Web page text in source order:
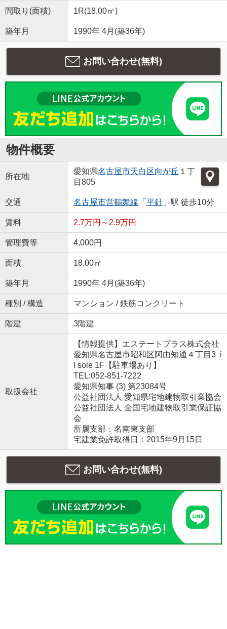
間取り(面積) 1R(18.00㎡)
築年月 1990年 4月(築36年)
お問い合わせ(無料)
物件概要
所在地
愛知県名古屋市天白区向が丘 １丁
目805
交通 名古屋市営鶴舞線 「 平針」駅 徒歩10分
賃料 2.7万円～2.9万円
管理費等 4,000円
面積 18.00㎡
築年月 1990年 4月(築36年)
種別 / 構造 マンション / 鉄筋コンクリート
階建 3階建
取扱会社
【情報提供】エステートプラス株式会社
愛知県名古屋市昭和区阿由知通４丁目3 i
l sole 1F【駐車場あり】
TEL:052-851-7222
愛知県知事 (3) 第23084号
公益社団法人 愛知県宅地建物取引業協会
公益社団法人 全国宅地建物取引業保証協
会
所属支部：名南東支部
宅建業免許取得日：2015年9月15日
お問い合わせ(無料)